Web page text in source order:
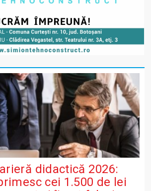
didactică 2026:
cei 1.500 de lei